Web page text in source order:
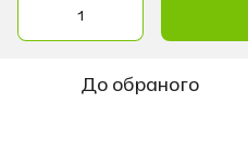
До обраного